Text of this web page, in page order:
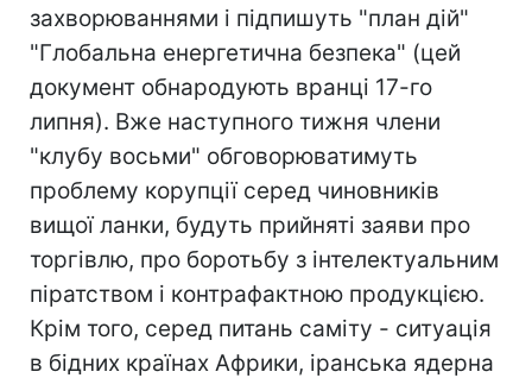
захворюваннями і підпишуть "план дій"
"Глобальна енергетична безпека" (цей
документ обнародують вранці 17-го
липня). Вже наступного тижня члени
"клубу восьми" обговорюватимуть
проблему корупції серед чиновників
вищої ланки, будуть прийняті заяви про
торгівлю, про боротьбу з інтелектуальним
піратством і контрафактною продукцією.
Крім того, серед питань саміту - ситуація
в бідних країнах Африки, іранська ядерна